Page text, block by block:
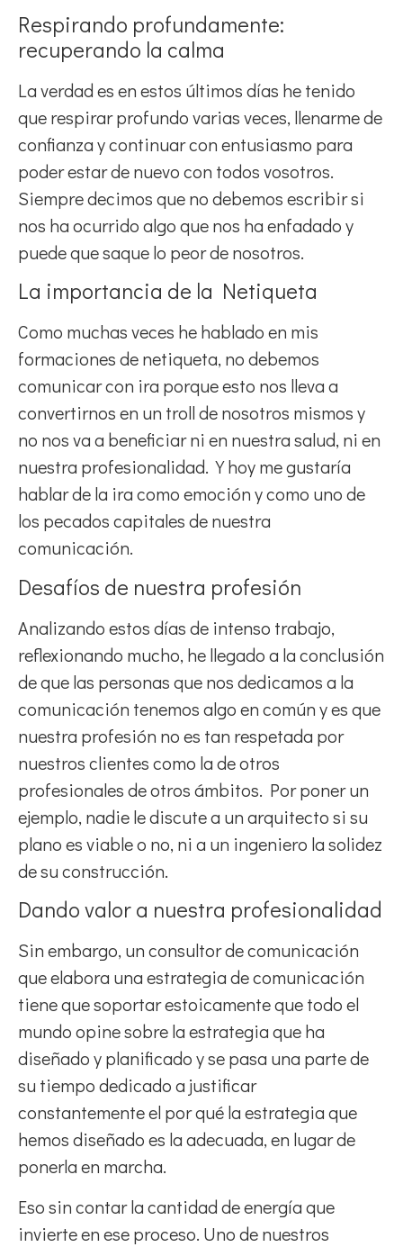
Respirando profundamente:
recuperando la calma
La verdad es en estos últimos días he tenido
que respirar profundo varias veces, llenarme de
confianza y continuar con entusiasmo para
poder estar de nuevo con todos vosotros.
Siempre decimos que no debemos escribir si
nos ha ocurrido algo que nos ha enfadado y
puede que saque lo peor de nosotros.
La importancia de la Netiqueta
Como muchas veces he hablado en mis
formaciones de netiqueta, no debemos
comunicar con ira porque esto nos lleva a
convertirnos en un troll de nosotros mismos y
no nos va a beneficiar ni en nuestra salud, ni en
nuestra profesionalidad. Y hoy me gustaría
hablar de la ira como emoción y como uno de
los pecados capitales de nuestra
comunicación.
Desafíos de nuestra profesión
Analizando estos días de intenso trabajo,
reflexionando mucho, he llegado a la conclusión
de que las personas que nos dedicamos a la
comunicación tenemos algo en común y es que
nuestra profesión no es tan respetada por
nuestros clientes como la de otros
profesionales de otros ámbitos. Por poner un
ejemplo, nadie le discute a un arquitecto si su
plano es viable o no, ni a un ingeniero la solidez
de su construcción.
Dando valor a nuestra profesionalidad
Sin embargo, un consultor de comunicación
que elabora una estrategia de comunicación
tiene que soportar estoicamente que todo el
mundo opine sobre la estrategia que ha
diseñado y planificado y se pasa una parte de
su tiempo dedicado a justificar
constantemente el por qué la estrategia que
hemos diseñado es la adecuada, en lugar de
ponerla en marcha.
Eso sin contar la cantidad de energía que
invierte en ese proceso. Uno de nuestros